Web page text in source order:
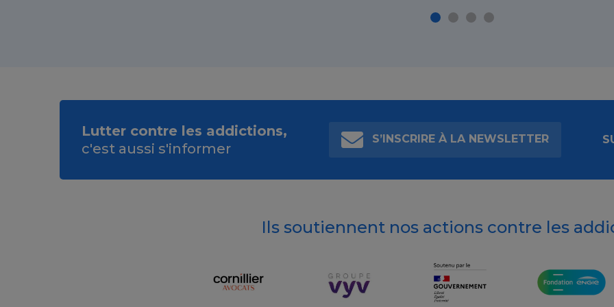
Lutter contre les addictions,
c'est aussi s'informer
S’INSCRIRE À LA NEWSLETTER
Ils soutiennent nos actions contre les